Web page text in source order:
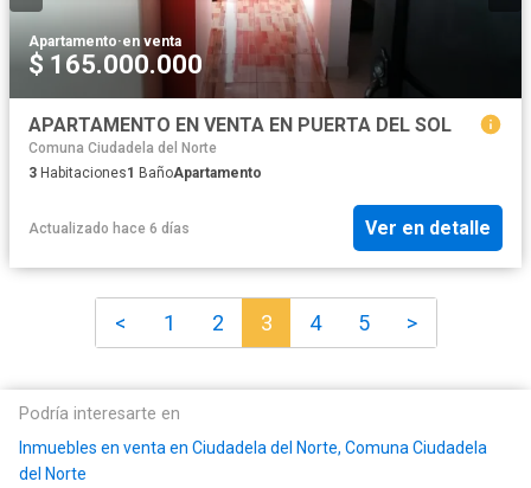
Apartamento·en venta
$ 165.000.000
APARTAMENTO EN VENTA EN PUERTA DEL SOL
Comuna Ciudadela del Norte
3 Habitaciones1 BañoApartamento
Actualizado hace 6 días Ver en detalle
< 1 2 3 4 5 >
Podría interesarte en
Inmuebles en venta en Ciudadela del Norte, Comuna Ciudadela
del Norte